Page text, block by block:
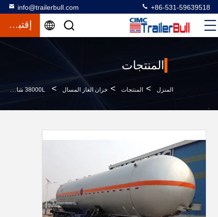
info@trailerbull.com +86-531-59639518
إقتباس
المنتجات
المنزل > المنتجات > خزان الغاز المسال > 38000L شاحنة خزان الغاز المسال نصف مقطورة مع 3 محاور للكلور الايثيلين السائل